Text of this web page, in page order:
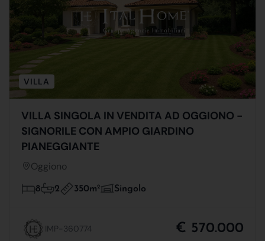
VILLA
VILLA SINGOLA IN VENDITA AD OGGIONO -
SIGNORILE CON AMPIO GIARDINO
PIANEGGIANTE
Oggiono
8 2 350m2 Singolo
IMP-360774 € 570.000